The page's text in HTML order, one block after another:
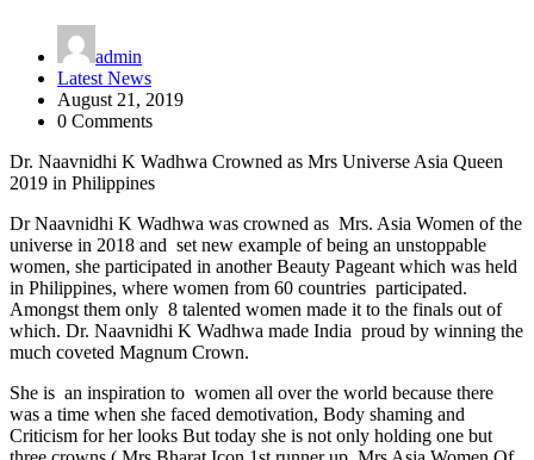
admin
Latest News
August 21, 2019
0 Comments
Dr. Naavnidhi K Wadhwa Crowned as Mrs Universe Asia Queen
2019 in Philippines
Dr Naavnidhi K Wadhwa was crowned as Mrs. Asia Women of the
universe in 2018 and set new example of being an unstoppable
women, she participated in another Beauty Pageant which was held
in Philippines, where women from 60 countries participated.
Amongst them only 8 talented women made it to the finals out of
which. Dr. Naavnidhi K Wadhwa made India proud by winning the
much coveted Magnum Crown.
She is an inspiration to women all over the world because there
was a time when she faced demotivation, Body shaming and
Criticism for her looks But today she is not only holding one but